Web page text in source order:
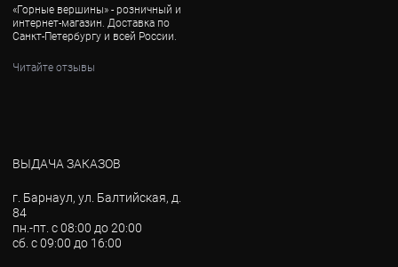
«Горные вершины» - розничный и
интернет-магазин. Доставка по
Санкт-Петербургу и всей России.
Читайте отзывы
ВЫДАЧА ЗАКАЗОВ
г. Барнаул, ул. Балтийская, д.
84
пн.-пт. с 08:00 до 20:00
сб. с 09:00 до 16:00